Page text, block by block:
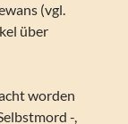
(vgl.
über
worden
-,